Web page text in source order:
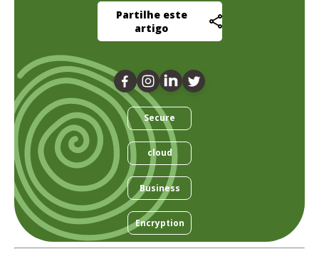
Partilhe este
artigo
Secure
cloud
Business
Encryption